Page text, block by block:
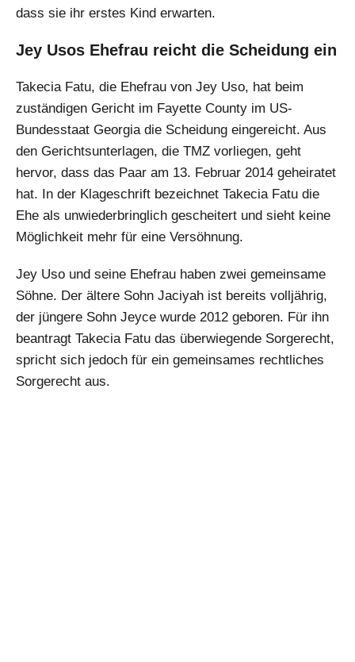
dass sie ihr erstes Kind erwarten.
Jey Usos Ehefrau reicht die Scheidung ein
Takecia Fatu, die Ehefrau von Jey Uso, hat beim
zuständigen Gericht im Fayette County im US-
Bundesstaat Georgia die Scheidung eingereicht. Aus
den Gerichtsunterlagen, die TMZ vorliegen, geht
hervor, dass das Paar am 13. Februar 2014 geheiratet
hat. In der Klageschrift bezeichnet Takecia Fatu die
Ehe als unwiederbringlich gescheitert und sieht keine
Möglichkeit mehr für eine Versöhnung.
Jey Uso und seine Ehefrau haben zwei gemeinsame
Söhne. Der ältere Sohn Jaciyah ist bereits volljährig,
der jüngere Sohn Jeyce wurde 2012 geboren. Für ihn
beantragt Takecia Fatu das überwiegende Sorgerecht,
spricht sich jedoch für ein gemeinsames rechtliches
Sorgerecht aus.